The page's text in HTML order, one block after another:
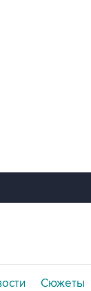
Сюжеты